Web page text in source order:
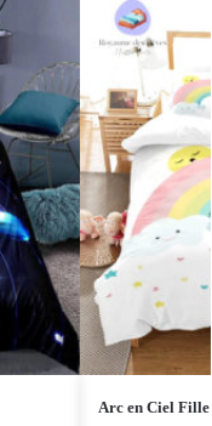
Arc en Ciel Fille